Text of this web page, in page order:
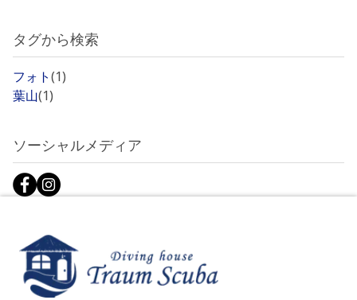
タグから検索
フォト(1)
葉山(1)
ソーシャルメディア